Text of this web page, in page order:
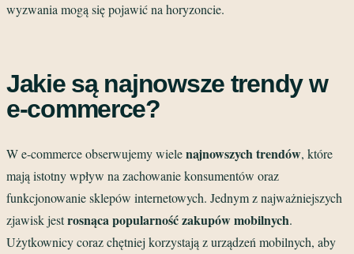
wyzwania mogą się pojawić na horyzoncie.
Jakie są najnowsze trendy w
e-commerce?
W e-commerce obserwujemy wielenajnowszych trendów, które
mają istotny wpływ na zachowanie konsumentów oraz
funkcjonowanie sklepów internetowych. Jednym z najważniejszych
zjawisk jestrosnąca popularność zakupów mobilnych.
Użytkownicy coraz chętniej korzystają z urządzeń mobilnych, aby